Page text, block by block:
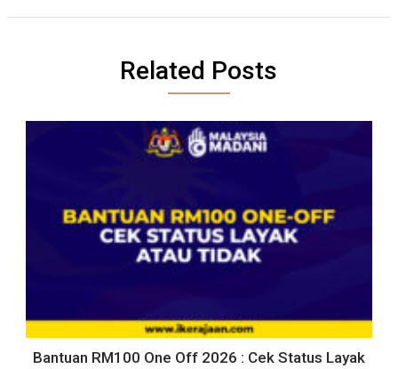
Related Posts
Bantuan RM100 One Off 2026 : Cek Status Layak